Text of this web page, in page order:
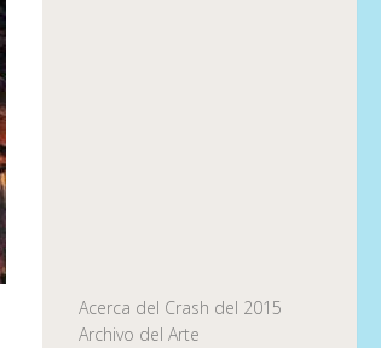
Acerca del Crash del 2015
Archivo del Arte